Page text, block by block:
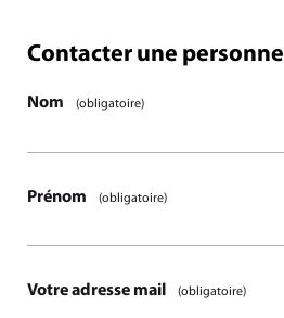
Étape1/1
Contacter une personne
Nom (obligatoire)
Prénom (obligatoire)
Votre adresse mail (obligatoire)